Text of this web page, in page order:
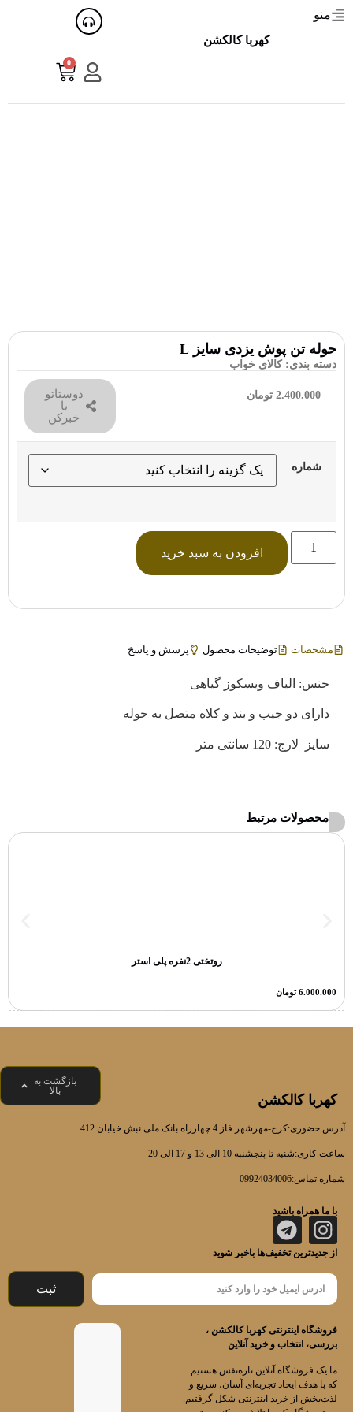
منو
کهربا کالکشن
0
حوله تن پوش یزدی سایز L
دسته بندی: کالای خواب
2.400.000 تومان
دوستاتو
با
خبرکن
شماره
افزودن به سبد خرید
مشخصات توضیحات محصول پرسش و پاسخ
جنس: الیاف ویسکوز گیاهی
دارای دو جیب و بند و کلاه متصل به حوله
سایز لارج: 120 سانتی متر
محصولات مرتبط
روتختی 2نفره پلی استر
6.000.000 تومان
بازگشت به
بالا
کهربا کالکشن
آدرس حضوری:کرج-مهرشهر فاز 4 چهارراه بانک ملی نبش خیابان 412
ساعت کاری:شنبه تا پنجشنبه 10 الی 13 و 17 الی 20
شماره تماس:09924034006
با ما همراه باشید
از جدیدترین تخفیف‌ها باخبر شوید
ثبت
فروشگاه اینترنتی کهربا کالکشن ،
بررسی، انتخاب و خرید آنلاین
ما یک فروشگاه آنلاین تازه‌نفس هستیم
که با هدف ایجاد تجربه‌ای آسان، سریع و
لذت‌بخش از خرید اینترنتی شکل گرفتیم.